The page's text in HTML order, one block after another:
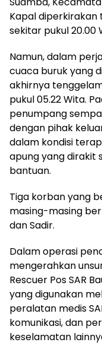
Kapal diperkirakan
sekitar pukul 20.00
Namun, dalam
cuaca buruk yang
akhirnya
pukul 05.22 Wita.
penumpang
dengan pihak
dalam kondisi
apung yang dirakit
bantuan.
Tiga korban yang
masing-masing
dan Sadir.
Dalam operasi
mengerahkan
Rescuer Pos SAR
yang digunakan
peralatan medis
komunikasi, dan
keselamatan